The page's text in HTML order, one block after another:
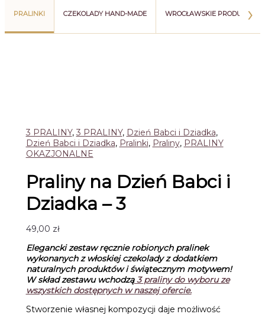
PRALINKI CZEKOLADY HAND-MADE WROCŁAWSKIE PRODUKTY
›
3 PRALINY, 3 PRALINY, Dzień Babci i Dziadka,
Dzień Babci i Dziadka, Pralinki, Praliny, PRALINY
OKAZJONALNE
Praliny na Dzień Babci i
Dziadka – 3
49,00 zł
Elegancki zestaw ręcznie robionych pralinek
wykonanych z włoskiej czekoladyz dodatkiem
naturalnych produktów i świątecznym motywem!
W skład zestawu wchodzą3praliny do wyboru ze
wszystkich dostępnych w naszej ofercie.
Stworzenie własnej kompozycji daje możliwość